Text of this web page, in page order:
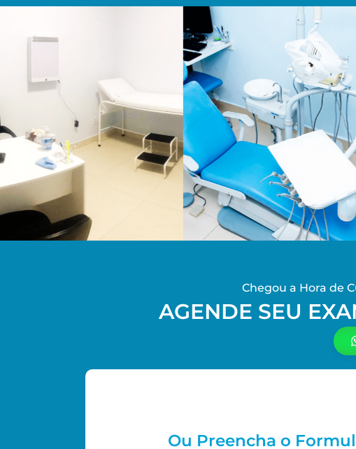
Chegou a Hora de
AGENDE SEU
Ou Preencha o